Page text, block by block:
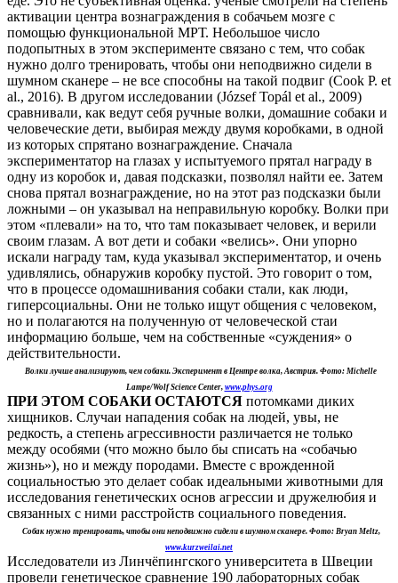
активации центра вознаграждения в собачьем мозге с
помощью функциональной МРТ. Небольшое число
подопытных в этом эксперименте связано с тем, что собак
нужно долго тренировать, чтобы они неподвижно сидели в
шумном сканере – не все способны на такой подвиг (Cook P. еt
al., 2016). В другом исследовании (József Topál еt al., 2009)
сравнивали, как ведут себя ручные волки, домашние собаки и
человеческие дети, выбирая между двумя коробками, в одной
из которых спрятано вознаграждение. Сначала
экспериментатор на глазах у испытуемого прятал награду в
одну из коробок и, давая подсказки, позволял найти ее. Затем
снова прятал вознаграждение, но на этот раз подсказки были
ложными – он указывал на неправильную коробку. Волки при
этом «плевали» на то, что там показывает человек, и верили
своим глазам. А вот дети и собаки «велись». Они упорно
искали награду там, куда указывал экспериментатор, и очень
удивлялись, обнаружив коробку пустой. Это говорит о том,
что в процессе одомашнивания собаки стали, как люди,
гиперсоциальны. Они не только ищут общения с человеком,
но и полагаются на полученную от человеческой стаи
информацию больше, чем на собственные «суждения» о
действительности.
Волки лучше анализируют, чем собаки. Эксперимент в Центре волка, Австрия. Фото: Michelle
Lampe/Wolf Science Center, www.phys.org
ПРИ ЭТОМ СОБАКИ ОСТАЮТСЯ потомками диких
хищников. Случаи нападения собак на людей, увы, не
редкость, а степень агрессивности различается не только
между особями (что можно было бы списать на «собачью
жизнь»), но и между породами. Вместе с врожденной
социальностью это делает собак идеальными животными для
исследования генетических основ агрессии и дружелюбия и
связанных с ними расстройств социального поведения.
Собак нужно тренировать, чтобы они неподвижно сидели в шумном сканере. Фото: Bryan Meltz,
www.kurzweilai.net
Исследователи из Линчёпингского университета в Швеции
провели генетическое сравнение 190 лабораторных собак